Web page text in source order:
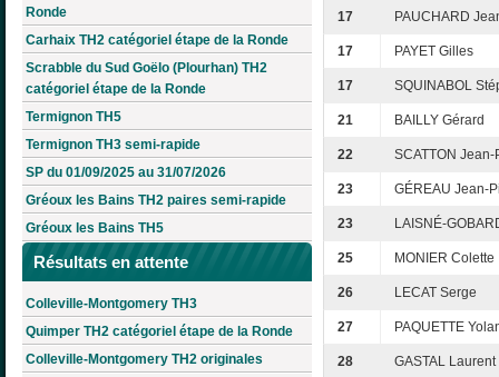
Ronde
Carhaix TH2 catégoriel étape de la Ronde
Scrabble du Sud Goëlo (Plourhan) TH2
catégoriel étape de la Ronde
Termignon TH5
Termignon TH3 semi-rapide
SP du 01/09/2025 au 31/07/2026
Gréoux les Bains TH2 paires semi-rapide
Gréoux les Bains TH5
Résultats en attente
Colleville-Montgomery TH3
Quimper TH2 catégoriel étape de la Ronde
Colleville-Montgomery TH2 originales
17 PAUCHARD
17 PAYET Gilles
17 SQUINABOL
21 BAILLY Gérard
22 SCATTON Jean-
23 GÉREAU Jean-
23 LAISNÉ-
25 MONIER Colette
26 LECAT Serge
27 PAQUETTE
28 GASTAL Laurent